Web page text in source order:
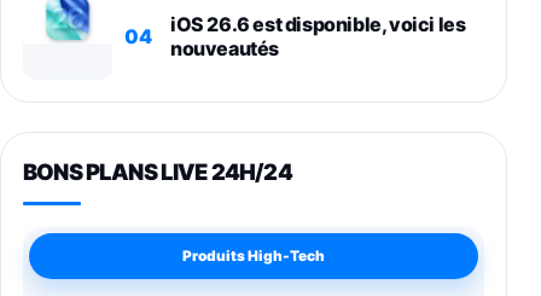
04
iOS 26.6 est disponible, voici les
nouveautés
BONS PLANS LIVE 24H/24
Produits High-Tech